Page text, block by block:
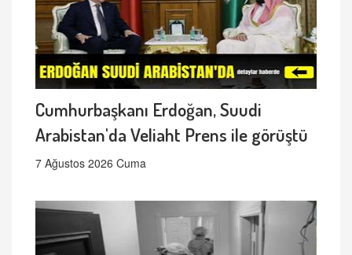
Cumhurbaşkanı Erdoğan, Suudi
Arabistan'da Veliaht Prens ile görüştü
7 Ağustos 2026 Cuma